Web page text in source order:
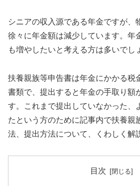
シニアの収入源である年金ですが、
徐々に年金額は減少しています。年
も増やしたいと考える方は多いでし
扶養親族等申告書は年金にかかる税
書類で、提出すると年金の手取り額
す。これまで提出していなかった、
たという方のために記事内で扶養親
法、提出方法について、くわしく解
目次